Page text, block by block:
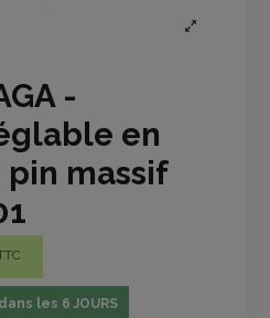
-
en
massif
les 6 JOURS